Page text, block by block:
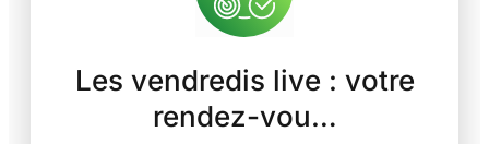
Les vendredis live : votre
rendez-vou…